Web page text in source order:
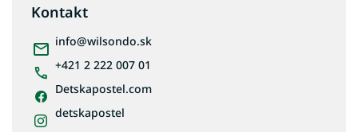
Kontakt
info@wilsondo.sk
+421 2 222 007 01
Detskapostel.com
detskapostel